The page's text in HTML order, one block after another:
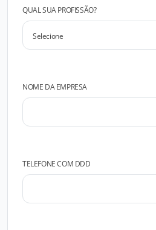
QUAL SUA PROFISSÃO?
NOME DA EMPRESA
TELEFONE COM DDD